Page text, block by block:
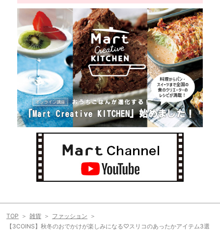
TOP 雑貨
ファッション
【3COINS】秋冬のおでかけが楽しみになる♡スリコのあったかアイテム3選